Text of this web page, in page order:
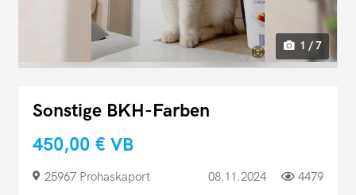
1 / 7
Sonstige BKH-Farben
450,00 € VB
25967 Prohaskaport 08.11.2024 4479